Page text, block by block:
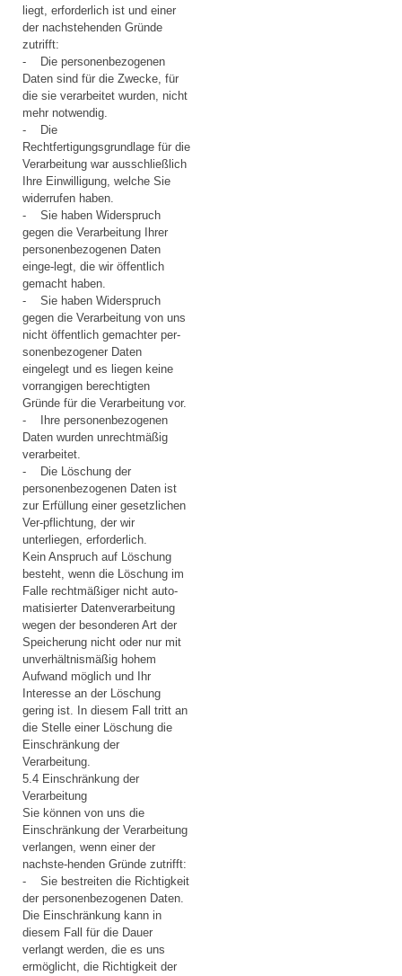
liegt, erforderlich ist und einer
der nachstehenden Gründe
zutrifft:
- Die personenbezogenen
Daten sind für die Zwecke, für
die sie verarbeitet wurden, nicht
mehr notwendig.
- Die
Rechtfertigungsgrundlage für die
Verarbeitung war ausschließlich
Ihre Einwilligung, welche Sie
widerrufen haben.
- Sie haben Widerspruch
gegen die Verarbeitung Ihrer
personenbezogenen Daten
einge-legt, die wir öffentlich
gemacht haben.
- Sie haben Widerspruch
gegen die Verarbeitung von uns
nicht öffentlich gemachter per-
sonenbezogener Daten
eingelegt und es liegen keine
vorrangigen berechtigten
Gründe für die Verarbeitung vor.
- Ihre personenbezogenen
Daten wurden unrechtmäßig
verarbeitet.
- Die Löschung der
personenbezogenen Daten ist
zur Erfüllung einer gesetzlichen
Ver-pflichtung, der wir
unterliegen, erforderlich.
Kein Anspruch auf Löschung
besteht, wenn die Löschung im
Falle rechtmäßiger nicht auto-
matisierter Datenverarbeitung
wegen der besonderen Art der
Speicherung nicht oder nur mit
unverhältnismäßig hohem
Aufwand möglich und Ihr
Interesse an der Löschung
gering ist. In diesem Fall tritt an
die Stelle einer Löschung die
Einschränkung der
Verarbeitung.
5.4 Einschränkung der
Verarbeitung
Sie können von uns die
Einschränkung der Verarbeitung
verlangen, wenn einer der
nachste-henden Gründe zutrifft:
- Sie bestreiten die Richtigkeit
der personenbezogenen Daten.
Die Einschränkung kann in
diesem Fall für die Dauer
verlangt werden, die es uns
ermöglicht, die Richtigkeit der